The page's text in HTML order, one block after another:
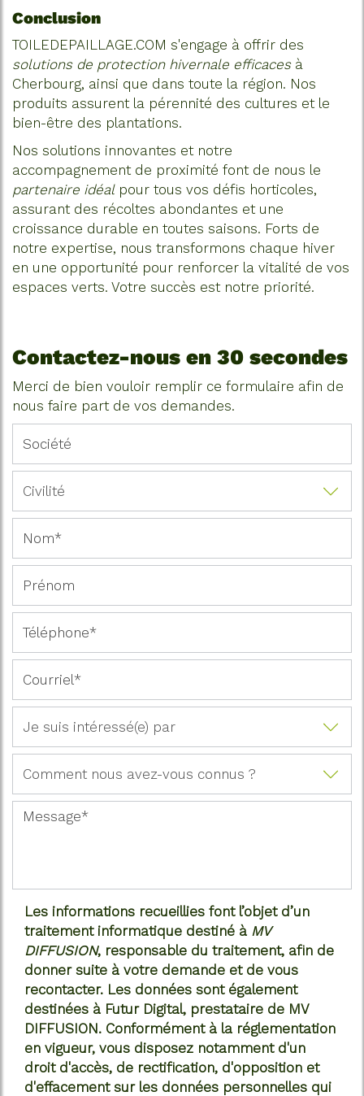
Conclusion
TOILEDEPAILLAGE.COM s'engage à offrir des
solutions de protection hivernale efficacesà
Cherbourg, ainsi que dans toute la région. Nos
produits assurent la pérennité des cultures et le
bien-être des plantations.
Nos solutions innovantes et notre
accompagnement de proximité font de nous le
partenaire idéalpour tous vos défis horticoles,
assurant des récoltes abondantes et une
croissance durable en toutes saisons. Forts de
notre expertise, nous transformons chaque hiver
en une opportunité pour renforcer la vitalité de vos
espaces verts. Votre succès est notre priorité.
Contactez-nous en 30 secondes
Merci de bien vouloir remplir ce formulaire afin de
nous faire part de vos demandes.
Les informations recueillies font l’objet d’un
traitement informatique destiné à MV
DIFFUSION, responsable du traitement, afin de
donner suite à votre demande et de vous
recontacter. Les données sont également
destinées à Futur Digital, prestataire de MV
DIFFUSION. Conformément à la réglementation
en vigueur, vous disposez notamment d'un
droit d'accès, de rectification, d'opposition et
d'effacement sur les données personnelles qui